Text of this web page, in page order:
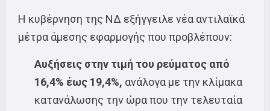
Η κυβέρνηση της ΝΔ εξήγγειλε νέα αντιλαϊκά
μέτρα άμεσης εφαρμογής που προβλέπουν:
Αυξήσεις στην τιμή του ρεύματος από
16,4% έως 19,4%, ανάλογα με την κλίμακα
κατανάλωσης την ώρα που την τελευταία